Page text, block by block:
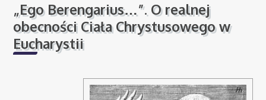
„Ego Berengarius…”. O realnej
obecności Ciała Chrystusowego w
Eucharystii